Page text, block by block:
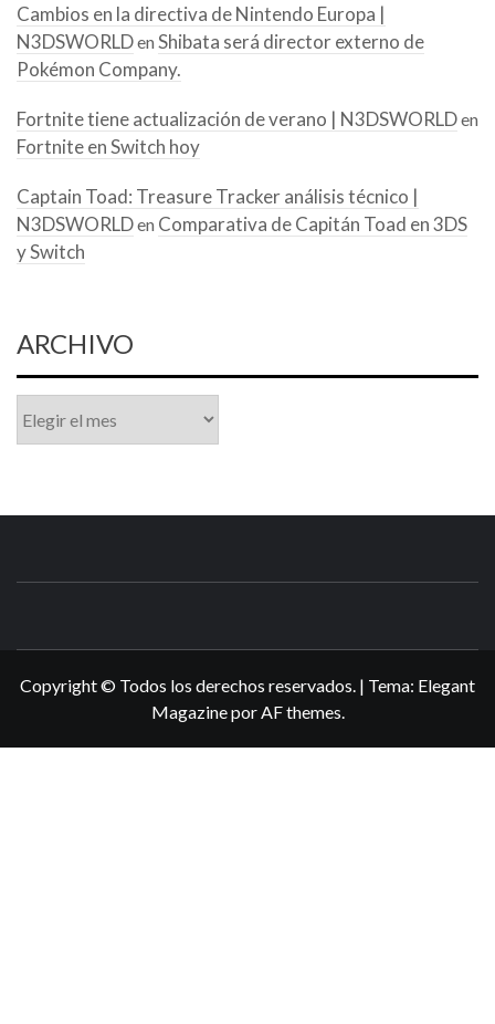
Cambios en la directiva de Nintendo Europa |
N3DSWORLDen Shibata será director externo de
Pokémon Company.
Fortnite tiene actualización de verano | N3DSWORLDen
Fortnite en Switch hoy
Captain Toad: Treasure Tracker análisis técnico |
N3DSWORLDen Comparativa de Capitán Toad en 3DS
y Switch
ARCHIVO
Copyright © Todos los derechos reservados. | Tema: Elegant
Magazinepor AF themes